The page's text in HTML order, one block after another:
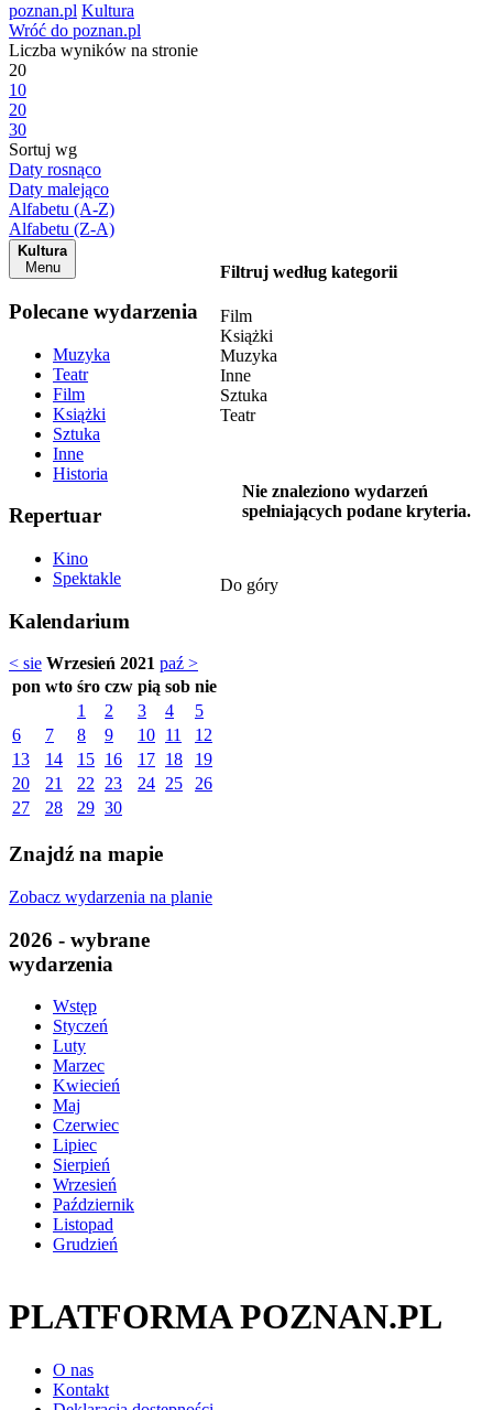
poznan.pl Kultura
Wróć do poznan.pl
Liczba wyników na stronie
20
10
20
30
Sortuj wg
Daty rosnąco
Daty malejąco
Alfabetu (A-Z)
Alfabetu (Z-A)
Kultura
Menu
Polecane wydarzenia
Muzyka
Teatr
Film
Książki
Sztuka
Inne
Historia
Repertuar
Kino
Spektakle
Kalendarium
< sie Wrzesień 2021 paź >
pon wto śro czw pią sob nie
1
2 3 4
5
6
7 8 9 10 11
12
13
14 15 16 17 18
19
20
21 22 23 24 25
26
27
28 29 30
Znajdź na mapie
Zobacz wydarzenia na planie
2026 - wybrane
wydarzenia
Wstęp
Styczeń
Luty
Marzec
Kwiecień
Maj
Czerwiec
Lipiec
Sierpień
Wrzesień
Październik
Listopad
Grudzień
Filtruj według kategorii
Film
Książki
Muzyka
Inne
Sztuka
Teatr
Nie znaleziono wydarzeń
spełniających podane kryteria.
Do góry
PLATFORMA POZNAN.PL
O nas
Kontakt